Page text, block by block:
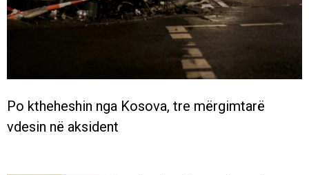
Po ktheheshin nga Kosova, tre mërgimtarë
vdesin në aksident